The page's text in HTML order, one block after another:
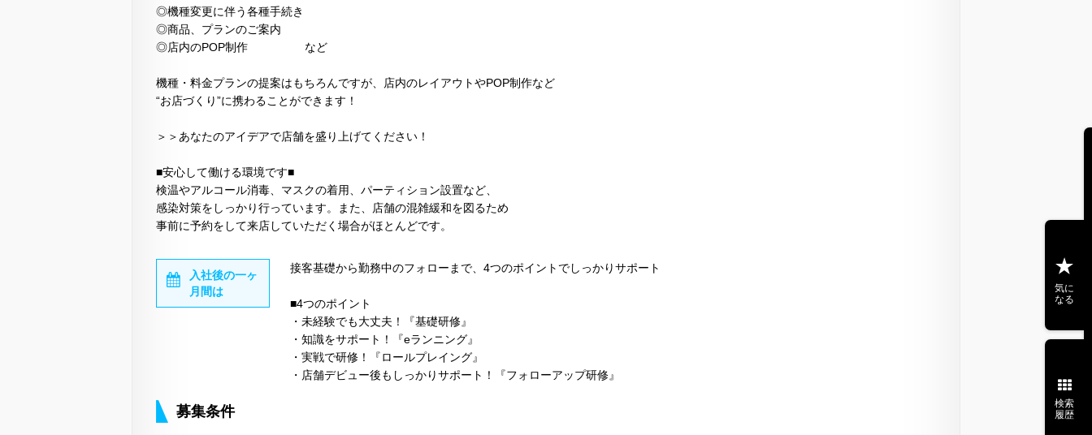
◎機種変更に伴う各種手続き
◎商品、プランのご案内
◎店内のPOP制作 など
機種・料金プランの提案はもちろんですが、店内のレイアウトやPOP制作など
“お店づくり”に携わることができます！
＞＞あなたのアイデアで店舗を盛り上げてください！
■安心して働ける環境です■
検温やアルコール消毒、マスクの着用、パーティション設置など、
感染対策をしっかり行っています。また、店舗の混雑緩和を図るため
事前に予約をして来店していただく場合がほとんどです。
入社後の一ヶ
月間は
接客基礎から勤務中のフォローまで、4つのポイントでしっかりサポート
■4つのポイント
・未経験でも大丈夫！『基礎研修』
・知識をサポート！『eランニング』
・実戦で研修！『ロールプレイング』
・店舗デビュー後もしっかりサポート！『フォローアップ研修』
募集条件
気に
なる
検索
履歴